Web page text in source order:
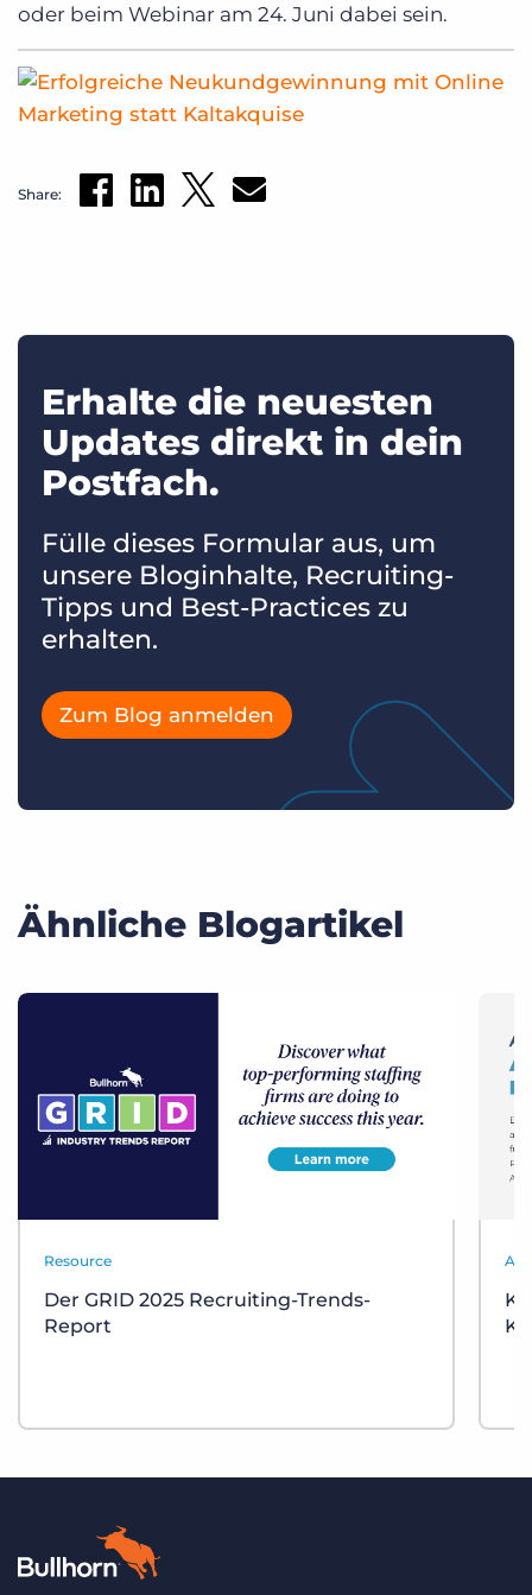
oder beim Webinar am 24. Juni dabei sein.
Share:
Erhalte die neuesten
Updates direkt in dein
Postfach.
Fülle dieses Formular aus, um
unsere Bloginhalte, Recruiting-
Tipps und Best-Practices zu
erhalten.
Zum Blog anmelden
Ähnliche Blogartikel
Resource
Der GRID 2025 Recruiting-Trends-
Report
KI